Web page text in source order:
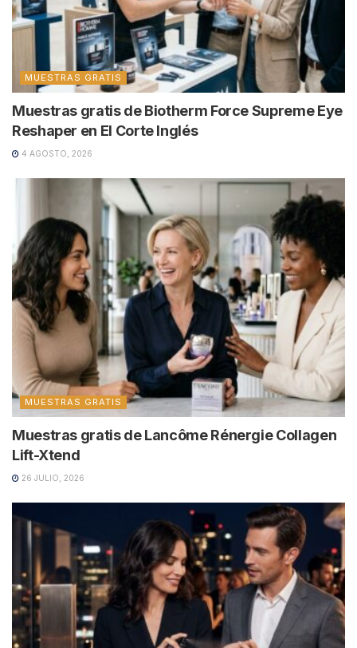
MUESTRAS GRATIS
Muestras gratis de Biotherm Force Supreme Eye
Reshaper en El Corte Inglés
4 AGOSTO, 2026
MUESTRAS GRATIS
Muestras gratis de Lancôme Rénergie Collagen
Lift-Xtend
26 JULIO, 2026